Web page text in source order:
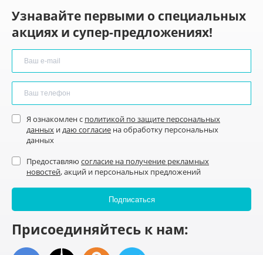
Узнавайте первыми о специальных
акциях и супер-предложениях!
Я ознакомлен с политикой по защите персональных
данных и даю согласие на обработку персональных
данных
Предоставляю согласие на получение рекламных
новостей, акций и персональных предложений
Присоединяйтесь к нам: